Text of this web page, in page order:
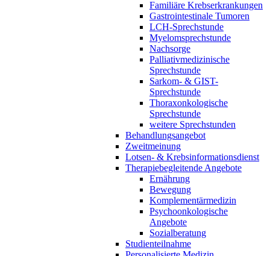
Familiäre Krebserkrankungen
Gastrointestinale Tumoren
LCH-Sprechstunde
Myelomsprechstunde
Nachsorge
Palliativmedizinische
Sprechstunde
Sarkom- & GIST-
Sprechstunde
Thoraxonkologische
Sprechstunde
weitere Sprechstunden
Behandlungsangebot
Zweitmeinung
Lotsen- & Krebsinformationsdienst
Therapiebegleitende Angebote
Ernährung
Bewegung
Komplementärmedizin
Psychoonkologische
Angebote
Sozialberatung
Studienteilnahme